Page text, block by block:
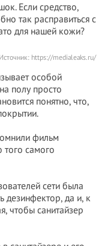
Если средство,
так расправиться с
для нашей кожи?
Источник: https://medialeaks.ru/
особой
полу просто
понятно, что,
фильм
того самого
сети была
дезинфектор, да и, к
чтобы санитайзер